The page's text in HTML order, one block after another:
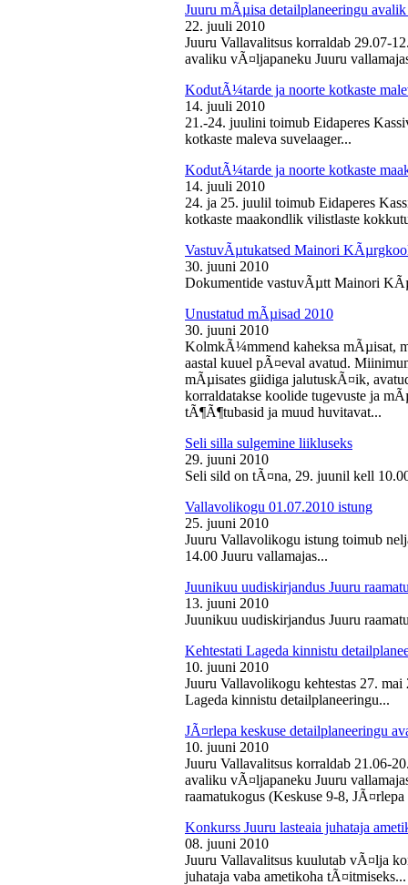
Juuru mÃµisa detailplaneeringu
22. juuli 2010
Juuru Vallavalitsus korraldab 29.07-
avaliku vÃ¤ljapaneku Juuru
KodutÃ¼tarde ja noorte kotkaste
14. juuli 2010
21.-24. juulini toimub Eidaperes
kotkaste maleva suvelaager...
KodutÃ¼tarde ja noorte kotkaste
14. juuli 2010
24. ja 25. juulil toimub Eidaperes
kotkaste maakondlik vilistlaste
VastuvÃµtukatsed Mainori
30. juuni 2010
Dokumentide vastuvÃµtt Mainori
Unustatud mÃµisad 2010
30. juuni 2010
KolmkÃ¼mmend kaheksa mÃµisat,
aastal kuuel pÃ¤eval avatud.
mÃµisates giidiga jalutuskÃ¤ik,
korraldatakse koolide tugevuste ja
tÃ¶Ã¶tubasid ja muud huvitavat...
Seli silla sulgemine liikluseks
29. juuni 2010
Seli sild on tÃ¤na, 29. juunil kell
Vallavolikogu 01.07.2010 istung
25. juuni 2010
Juuru Vallavolikogu istung toimub
14.00 Juuru vallamajas...
Juunikuu uudiskirjandus Juuru
13. juuni 2010
Juunikuu uudiskirjandus Juuru
Kehtestati Lageda kinnistu
10. juuni 2010
Juuru Vallavolikogu kehtestas 27.
Lageda kinnistu detailplaneeringu...
JÃ¤rlepa keskuse detailplaneeringu
10. juuni 2010
Juuru Vallavalitsus korraldab 21.06-
avaliku vÃ¤ljapaneku Juuru
raamatukogus (Keskuse 9-8,
Konkurss Juuru lasteaia juhataja
08. juuni 2010
Juuru Vallavalitsus kuulutab vÃ¤lja
juhataja vaba ametikoha tÃ¤itmiseks...